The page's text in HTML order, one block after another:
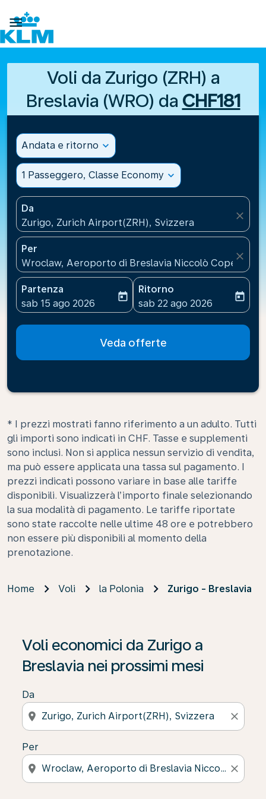

Voli da Zurigo (ZRH) a
Breslavia (WRO) da CHF181
Andata e ritorno expand_more
1 Passeggero, Classe Economy expand_more
Da
Zurigo, Zurich Airport(ZRH), Svizzera
close
Per
Wroclaw, Aeroporto di Breslavia Niccolò
close
Partenza
fc-booking-departure-date-aria-label
sab 15 ago 2026
today
Ritorno
fc-booking-return-date-
sab 22 ago 2026
today
Veda offerte
* I prezzi mostrati fanno riferimento a un adulto. Tutti
gli importi sono indicati in CHF. Tasse e supplementi
sono inclusi. Non si applica nessun servizio di vendita,
ma può essere applicata una tassa sul pagamento. I
prezzi indicati possono variare in base alle tariffe
disponibili. Visualizzerà l’importo finale selezionando
la sua modalità di pagamento. Le tariffe riportate
sono state raccolte nelle ultime 48 ore e potrebbero
non essere più disponibili al momento della
prenotazione.
Home Voli la Polonia Zurigo - Breslavia
Voli economici da Zurigo a
Breslavia nei prossimi mesi
Da
location_on close
Per
location_on close